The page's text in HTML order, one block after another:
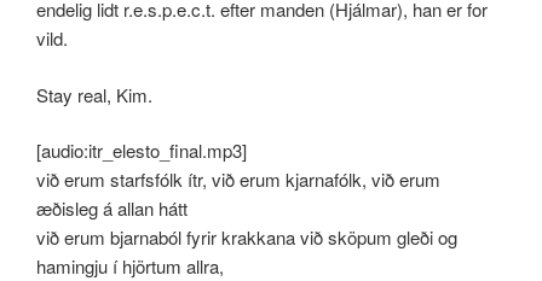
endelig lidt r.e.s.p.e.c.t. efter manden (Hjálmar), han er for
vild.
Stay real, Kim.
[audio:itr_elesto_final.mp3]
við erum starfsfólk ítr, við erum kjarnafólk, við erum
æðisleg á allan hátt
við erum bjarnaból fyrir krakkana við sköpum gleði og
hamingju í hjörtum allra,